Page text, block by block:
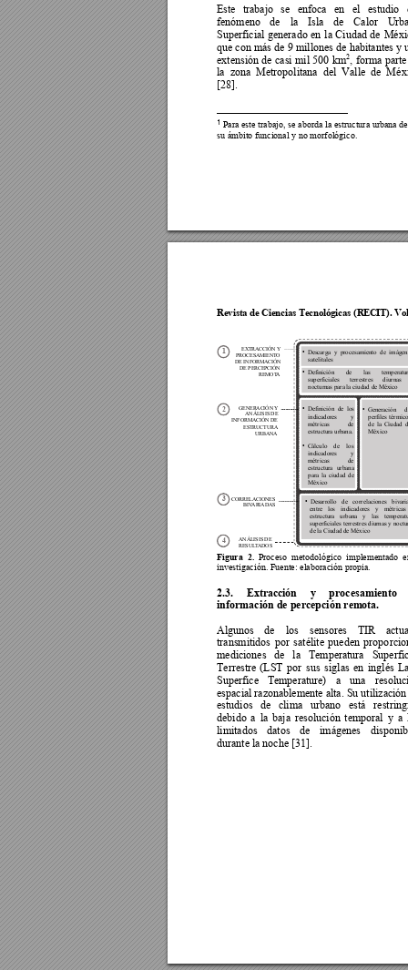
Este trabajo se enfoca en el estudio
fenómeno
de la Isla de Calor
Superficial generado en la Ciudad de
que con más de 9 millones de habitantes y
extensión de casi mil 500 km2 forma
la zona Metropolitana del Valle de M
[28].
1 Para este trabajo, se aborda la estructura urbana
su ámbito funcional y no morfológico.
Revista de Ciencias Tecnológicas (RECIT).
Figura 2. Proceso metodológico implementado
investigación. Fuente: elaboración propia.
2.3. Extracción y
procesamiento
información de percepción remota.
Algunos de los sensores TIR a
transmitidos por satélite pueden propo
mediciones de la Temperatura
Terrestre (LST por sus siglas en inglés
Superfice
Temperature) a una
espacial razonablemente alta. Su
estudios de clima urbano está r
debido a la baja resolución temporal y a
limitados
datos de imágenes
durante la noche [31].
EXTRACCIÓN Y
PROCESAMIENTO
DE INFORMACIÓN
DE PERCEPCIÓN
REMOTA
GENERACIÓN Y
ANÁLISIS DE
INFORMACIÓN DE
ESTRUCTURA
URBANA
CORRELACIONES
BIVARIADAS
•Descarga y procesamiento de imá
satelitales
• Desarrollo de correlaciones
entre
los indicadores y métricas
estructura
urbana y las temperat
superficiales terrestresdiurnas y
dela Ciudad de México
•Definición de los
indicadores
y
métricas
de
estructura urbana.
•Cálculo de
los
indicadores
y
métricas
de
estructura urbana
para la ciudad de
México
• Generación
perfiles térmic
de la Ciudad
México
11
12
13
•Definición de las tem
superficiales
terrestres
diurnas
nocturnas parala ciudad de México
ANÁLISIS DE
RESULTADOS
1 4